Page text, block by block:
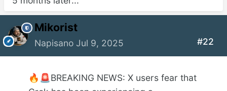
Mikorist
Napisano Jul 9, 2025 #22
🔥 🚨BREAKING NEWS: X users fear that